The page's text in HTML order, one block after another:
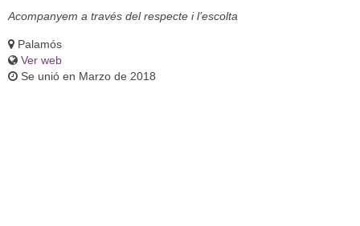
Acompanyem a través del respecte i l’escolta
Palamós
Ver web
Se unió en Marzo de 2018